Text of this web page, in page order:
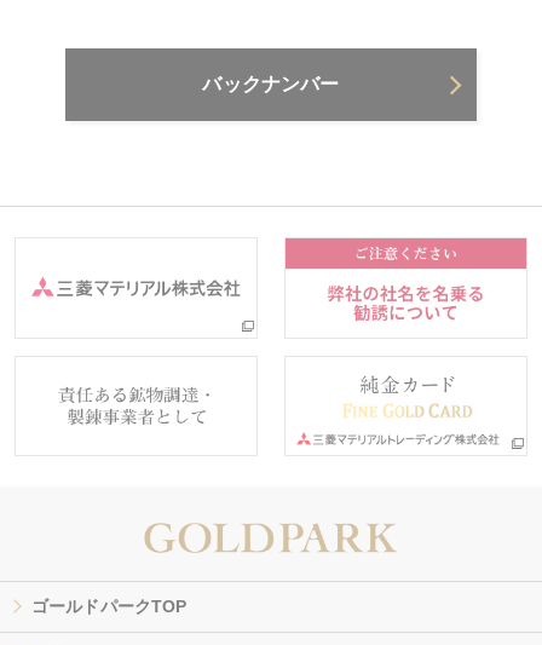
バックナンバー
ゴールドパークTOP